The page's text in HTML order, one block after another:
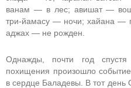
ванам — в лес; авишат —
три-йамасу — ночи; хайана —
аджах — не рожден.
Однажды, почти год спустя
похищения произошло
в сердце Баладевы. В тот